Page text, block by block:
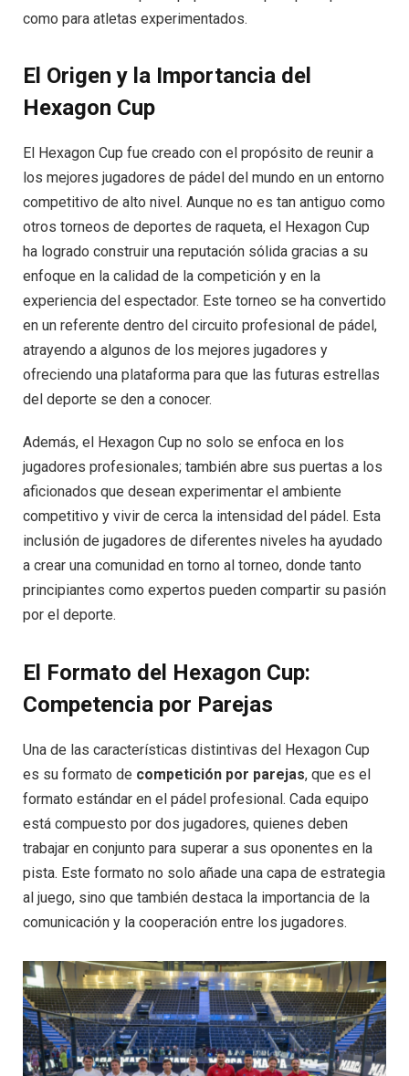
como para atletas experimentados.
El Origen y la Importancia del
Hexagon Cup
El Hexagon Cup fue creado con el propósito de reunir a
los mejores jugadores de pádel del mundo en un entorno
competitivo de alto nivel. Aunque no es tan antiguo como
otros torneos de deportes de raqueta, el Hexagon Cup
ha logrado construir una reputación sólida gracias a su
enfoque en la calidad de la competición y en la
experiencia del espectador. Este torneo se ha convertido
en un referente dentro del circuito profesional de pádel,
atrayendo a algunos de los mejores jugadores y
ofreciendo una plataforma para que las futuras estrellas
del deporte se den a conocer.
Además, el Hexagon Cup no solo se enfoca en los
jugadores profesionales; también abre sus puertas a los
aficionados que desean experimentar el ambiente
competitivo y vivir de cerca la intensidad del pádel. Esta
inclusión de jugadores de diferentes niveles ha ayudado
a crear una comunidad en torno al torneo, donde tanto
principiantes como expertos pueden compartir su pasión
por el deporte.
El Formato del Hexagon Cup:
Competencia por Parejas
Una de las características distintivas del Hexagon Cup
es su formato de competición por parejas, que es el
formato estándar en el pádel profesional. Cada equipo
está compuesto por dos jugadores, quienes deben
trabajar en conjunto para superar a sus oponentes en la
pista. Este formato no solo añade una capa de estrategia
al juego, sino que también destaca la importancia de la
comunicación y la cooperación entre los jugadores.